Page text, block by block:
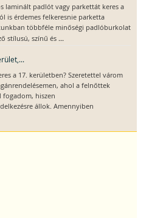
laminált padlót vagy parkettát keres a
is érdemes felkeresnie parketta
többféle minőségi padlóburkolat
stílusú, színű és ...
a 17. kerületben? Szeretettel várom
ahol a felnőttek
fogadom, hiszen
állok. Amennyiben